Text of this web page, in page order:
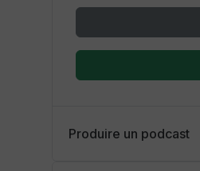
Produire un podcast